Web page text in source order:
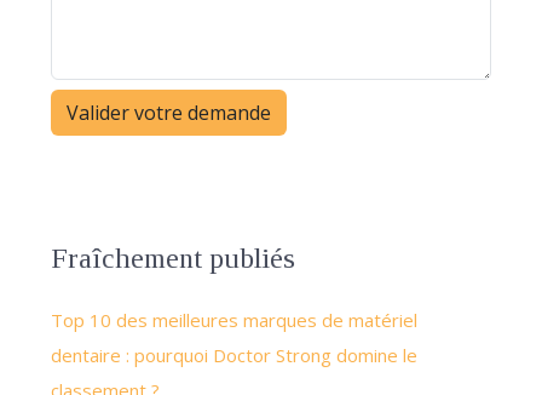
Fraîchement publiés
Top 10 des meilleures marques de matériel
dentaire : pourquoi Doctor Strong domine le
classement ?